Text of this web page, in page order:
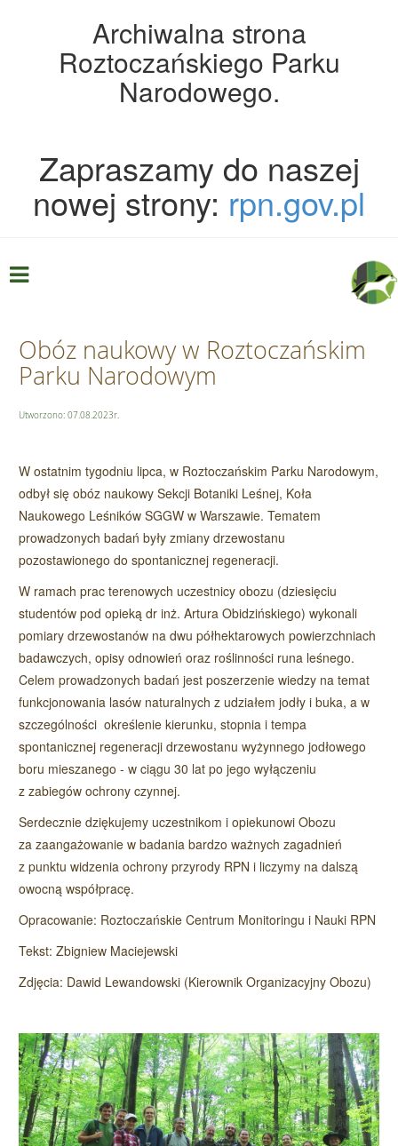
Archiwalna strona
Roztoczańskiego Parku
Narodowego.
Zapraszamy do naszej
nowej strony: rpn.gov.pl
Obóz naukowy w Roztoczańskim
Parku Narodowym
Utworzono: 07.08.2023r.
W ostatnim tygodniu lipca, w Roztoczańskim Parku Narodowym,
odbył się obóz naukowy Sekcji Botaniki Leśnej, Koła
Naukowego Leśników SGGW w Warszawie. Tematem
prowadzonych badań były zmiany drzewostanu
pozostawionego do spontanicznej regeneracji.
W ramach prac terenowych uczestnicy obozu (dziesięciu
studentów pod opieką dr inż. Artura Obidzińskiego) wykonali
pomiary drzewostanów na dwu półhektarowych powierzchniach
badawczych, opisy odnowień oraz roślinności runa leśnego.
Celem prowadzonych badań jest poszerzenie wiedzy na temat
funkcjonowania lasów naturalnych z udziałem jodły i buka, a w
szczególności określenie kierunku, stopnia i tempa
spontanicznej regeneracji drzewostanu wyżynnego jodłowego
boru mieszanego - w ciągu 30 lat po jego wyłączeniu
z zabiegów ochrony czynnej.
Serdecznie dziękujemy uczestnikom i opiekunowi Obozu
za zaangażowanie w badania bardzo ważnych zagadnień
z punktu widzenia ochrony przyrody RPN i liczymy na dalszą
owocną współpracę.
Opracowanie: Roztoczańskie Centrum Monitoringu i Nauki RPN
Tekst: Zbigniew Maciejewski
Zdjęcia: Dawid Lewandowski (Kierownik Organizacyjny Obozu)